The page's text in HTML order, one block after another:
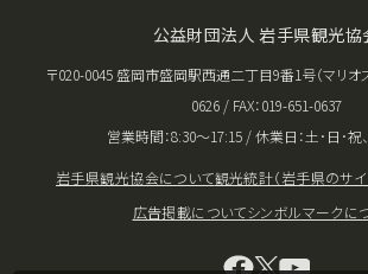
公益財団法人 岩手県観光協
〒020-0045 盛岡市盛岡駅西通二丁目9番1号（マリオ
0626 / FAX：019-651-0637
営業時間：8:30〜17:15 / 休業日：土･日･祝
岩手県観光協会について観光統計（岩手県のサイ
広告掲載についてシンボルマークに